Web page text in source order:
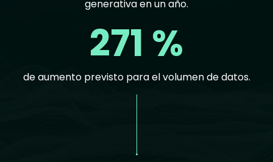
generativa en un año.
271 %
de aumento previsto para el volumen de datos.